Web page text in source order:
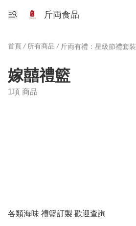
斤両食品
首頁 / 所有商品 / 斤両有禮：星級節禮套裝
嫁囍禮籃
1項 商品
各類海味 禮籃訂製 歡迎查詢